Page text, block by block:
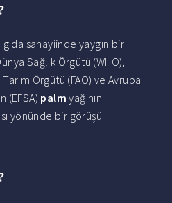
sanayiinde yaygın bir
Sağlık Örgütü (WHO),
Örgütü (FAO) ve Avrupa
(EFSA) palm yağının
yönünde bir görüşü